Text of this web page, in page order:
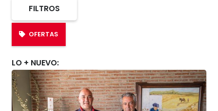
FILTROS
OFERTAS
LO + NUEVO: